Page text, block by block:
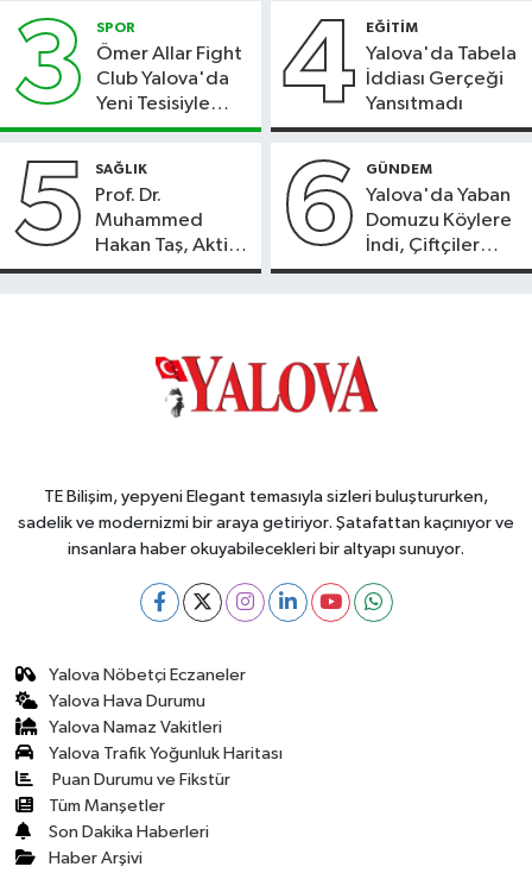
3 SPOR
Ömer Allar Fight
Club Yalova'da
Yeni Tesisiyle
Hizmete Başladı
4 EĞİTİM
Yalova'da Tabela
İddiası Gerçeği
Yansıtmadı
5 SAĞLIK
Prof. Dr.
Muhammed
Hakan Taş, Aktif
International
6 GÜNDEM
Yalova'da Yaban
Domuzu Köylere
İndi, Çiftçiler
Endişeli!
TE Bilişim, yepyeni Elegant temasıyla sizleri buluştururken,
sadelik ve modernizmi bir araya getiriyor. Şatafattan kaçınıyor ve
insanlara haber okuyabilecekleri bir altyapı sunuyor.
Yalova Nöbetçi Eczaneler
Yalova Hava Durumu
Yalova Namaz Vakitleri
Yalova Trafik Yoğunluk Haritası
Puan Durumu ve Fikstür
Tüm Manşetler
Son Dakika Haberleri
Haber Arşivi